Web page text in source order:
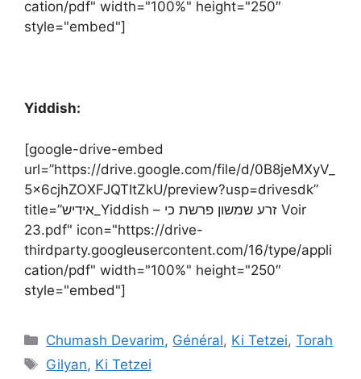
cation/pdf" width="100%" height="250″
style="embed"]
Yiddish:
[google-drive-embed
url=”https://drive.google.com/file/d/0B8jeMXyV_
5x6cjhZOXFJQTItZkU/preview?usp=drivesdk”
title=”אידיש_Yiddish – זרע שמשון פרשת כי Voir
23.pdf" icon="https://drive-
thirdparty.googleusercontent.com/16/type/appli
cation/pdf" width="100%" height="250″
style="embed"]
Chumash Devarim, Général, Ki Tetzei,Torah
Gilyan, Ki Tetzei